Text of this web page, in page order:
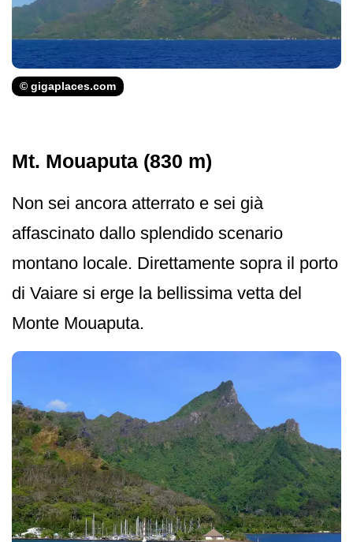
© gigaplaces.com
Mt. Mouaputa (830 m)
Non sei ancora atterrato e sei già
affascinato dallo splendido scenario
montano locale. Direttamente sopra il porto
di Vaiare si erge la bellissima vetta del
Monte Mouaputa.